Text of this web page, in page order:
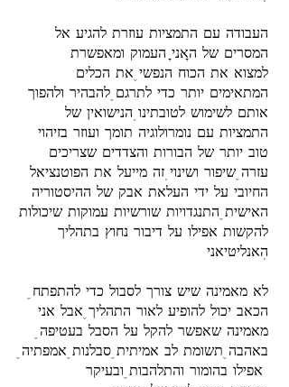
העבודה עם התמציות עוזרת להגיע אל
המסרים של ה"אני" העמוק ומאפשרת
למצוא את הכוח הנפשי, את הכלים
המתאימים יותר כדי לתרגם, להבהיר ולהפוך
אותם לשימוש לטובתינו. הנישואין של
התמציות עם נומרולוגיה תומך ועוזר בזיהוי
טוב יותר של הבורות והצדדים שצריכים
עזרה, שיפור ושינוי. זה מייעל את הפוטנציאל
החיובי על ידי העלאת אבק של ההיסטוריה
האישית, התנגדויות שורשיות עמוקות שיכולות
להקשות אפילו על דיבור נחוץ בתהליך
לא מאמינה שיש צורך לסבול כדי להתפתח,
הכאב יכול להופיע לאור התהליך, אבל אני
מאמינה שאפשר להקל על הסבל בעטיפה,
באהבה, תשומת לב אמיתית, סבלנות, אמפתיה,
אפילו בהומור והתלהבות, ובעיקר